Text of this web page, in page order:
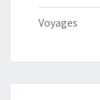
Voyages